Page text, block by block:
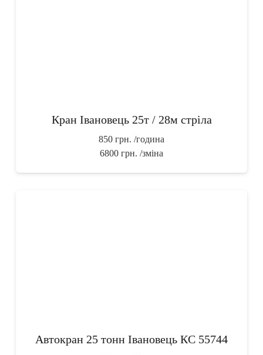
Кран Івановець 25т / 28м стріла
850 грн. /година
6800 грн. /зміна
Автокран 25 тонн Івановець КС 55744